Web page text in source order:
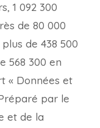
1 092 300
de 80 000
de 438 500
568 300 en
« Données et
par le
et de la